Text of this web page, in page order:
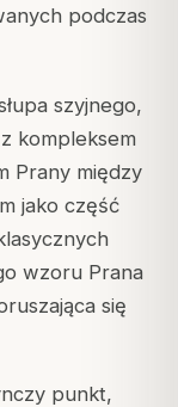
podczas
szyjnego,
kompleksem
Prany między
jako część
wzoru Prana
się
punkt,